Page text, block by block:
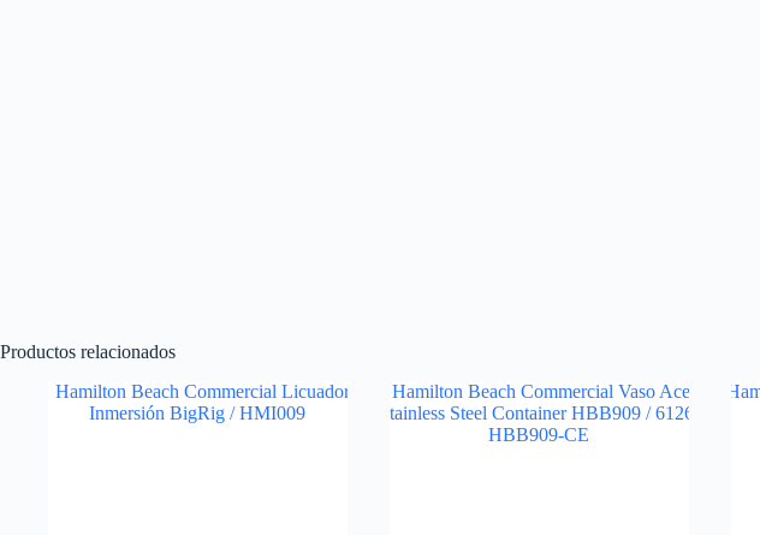
Productos relacionados